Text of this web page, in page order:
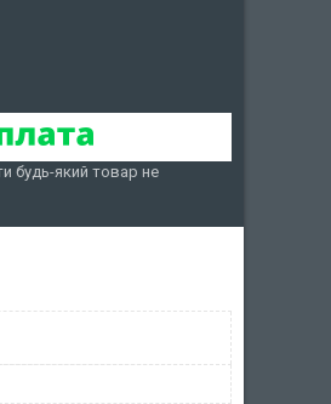
будь-який товар не